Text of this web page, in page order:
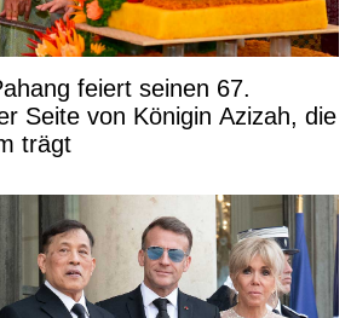
feiert seinen 67.
Seite von Königin Azizah, die
trägt